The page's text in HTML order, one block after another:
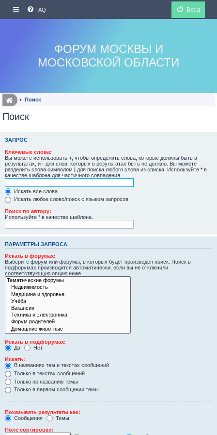
FAQ Вход
ФОРУМ МОСКВЫ И
МОСКОВСКОЙ ОБЛАСТИ
Поиск
Поиск
ЗАПРОС
Ключевые слова:
Вы можете использовать + , чтобы определить слова, которые должны быть в
результатах, и - для слов, которых в результатах быть не должно. Вы можете
разделить слова символом | для поиска любого слова из списка. Используйте * в
качестве шаблона для частичного совпадения.
Искать все слова
Искать любое слово/поиск с языком запросов
Поиск по автору:
Используйте * в качестве шаблона.
ПАРАМЕТРЫ ЗАПРОСА
Искать в форумах:
Выберите форум или форумы, в которых будет произведён поиск. Поиск в
подфорумах производится автоматически, если вы не отключили
соответствующую опцию ниже.
Искать в подфорумах:
Да
Нет
Искать:
В названиях тем и текстах сообщений
Только в текстах сообщений
Только по названию темы
Только в первом сообщении темы
Показывать результаты как:
Сообщения
Темы
Поле сортировки: